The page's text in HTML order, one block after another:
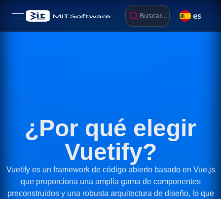
open navigation menu Buscar... es
¿Por qué elegir
Vuetify?
Vuetify es un framework de código abierto basado en Vue.js
que proporciona una amplia gama de componentes
preconstruidos y una robusta arquitectura de diseño, lo que